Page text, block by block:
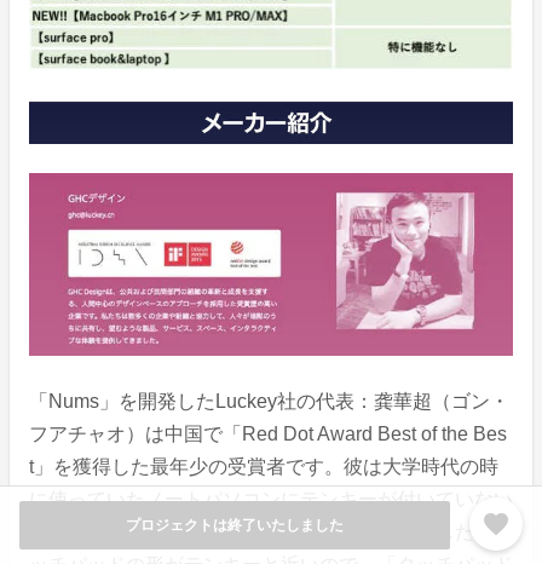
プロジェクトは終了いたしました favorite
「Nums」を開発したLuckey社の代表：龚華超（ゴン・
フアチャオ）は中国で「Red Dot Award Best of the Bes
t」を獲得した最年少の受賞者です。彼は大学時代の時
に使っていたノートパソコンにテンキーが付いていない
ので、数字の入力と計算に不便さを感じていました。タ